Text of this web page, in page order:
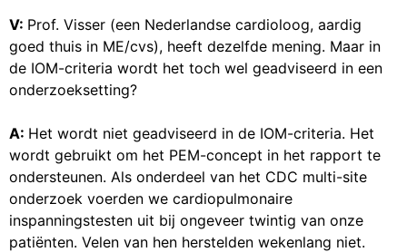
V: Prof. Visser (een Nederlandse cardioloog, aardig
goed thuis in ME/cvs), heeft dezelfde mening. Maar in
de IOM-criteria wordt het toch wel geadviseerd in een
onderzoeksetting?
A: Het wordt niet geadviseerd in de IOM-criteria. Het
wordt gebruikt om het PEM-concept in het rapport te
ondersteunen. Als onderdeel van het CDC multi-site
onderzoek voerden we cardiopulmonaire
inspanningstesten uit bij ongeveer twintig van onze
patiënten. Velen van hen herstelden wekenlang niet.